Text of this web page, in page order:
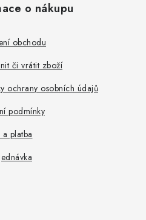
o nákupu
obchodu
či vrátit zboží
ochrany osobních údajů
podmínky
platba